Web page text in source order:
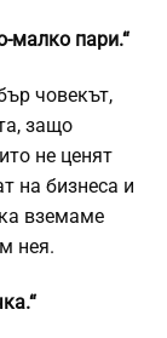
малко пари.“
човекът,
защо
не ценят
на бизнеса и
вземаме
нея.